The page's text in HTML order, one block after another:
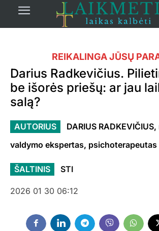
REIKALINGA JŪSŲ
Darius Radkevičius.
be išorės priešų: ar jau
salą?
AUTORIUS
DARIUS
valdymo ekspertas, psichoterapeutas
ŠALTINIS STI
2026 01 30 06:12